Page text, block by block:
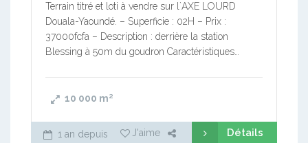
Terrain titré et loti à vendre sur l`AXE LOURD
Douala-Yaoundé. – Superficie : 02H – Prix :
37000fcfa – Description : derrière la station
Blessing à 50m du goudron Caractéristiques…
10 000 m²
1 an depuis J'aime Détails